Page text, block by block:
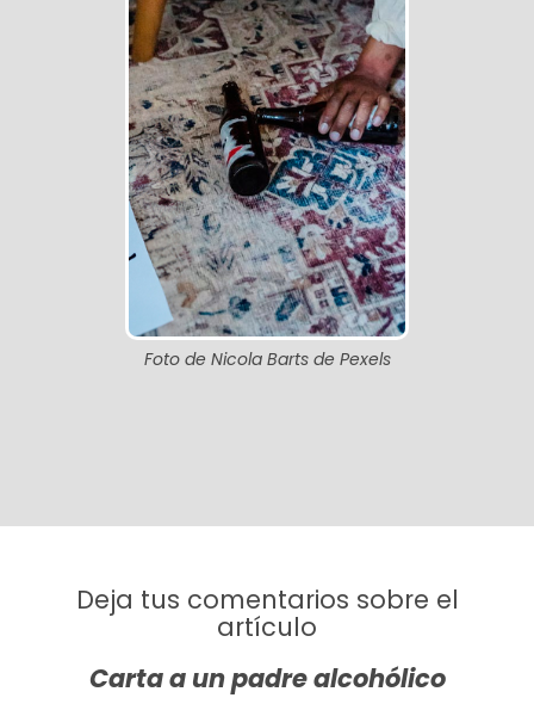
Foto de Nicola Barts de Pexels
Deja tus comentarios sobre el
artículo
Carta a un padre alcohólico